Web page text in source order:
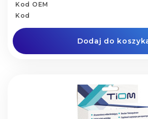
Kod OEM
Kod
Dodaj do